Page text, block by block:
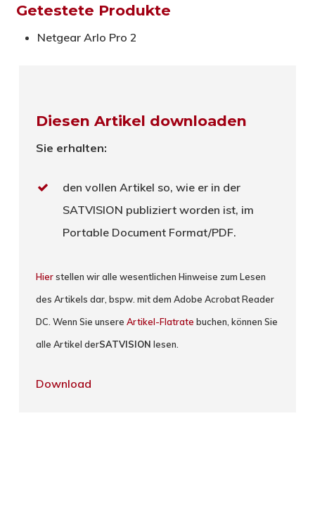
Getestete Produkte
Netgear Arlo Pro 2
Diesen Artikel downloaden
Sie erhalten:
den vollen Artikel so, wie er in der
SATVISION publiziert worden ist, im
Portable Document Format/PDF.
Hierstellen wir alle wesentlichen Hinweise zum Lesen
des Artikels dar, bspw. mit dem Adobe Acrobat Reader
DC. Wenn Sie unsereArtikel-Flatrate buchen, können Sie
alle Artikel derSATVISION lesen.
Download